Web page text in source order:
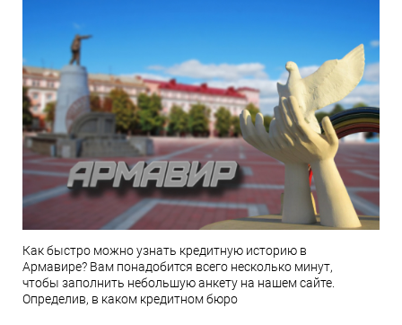
Как быстро можно узнать кредитную историю в
Армавире? Вам понадобится всего несколько минут,
чтобы заполнить небольшую анкету на нашем сайте.
Определив, в каком кредитном бюро